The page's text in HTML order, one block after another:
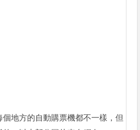
個地方的自動購票機都不一樣，但